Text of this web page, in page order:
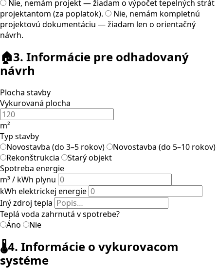
Nie, nemám projekt — žiadam o výpočet tepelných strát
projektantom (za poplatok).
Nie, nemám kompletnú
projektovú dokumentáciu — žiadam len o orientačný
návrh.
🏠3. Informácie pre odhadovaný
návrh
Plocha stavby
Vykurovaná plocha
m²
Typ stavby
Novostavba (do 3–5 rokov)
Novostavba (do 5–10 rokov)
Rekonštrukcia
Starý objekt
Spotreba energie
m³ / kWh plynu
kWh elektrickej energie
Iný zdroj tepla
Teplá voda zahrnutá v spotrebe?
Áno
Nie
🌡️4. Informácie o vykurovacom
systéme